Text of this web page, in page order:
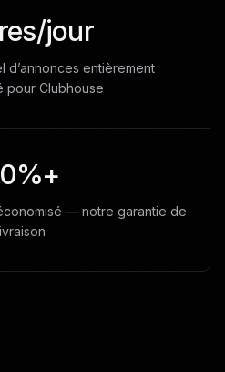
jour
d’annonces entièrement
pour Clubhouse
— notre garantie de